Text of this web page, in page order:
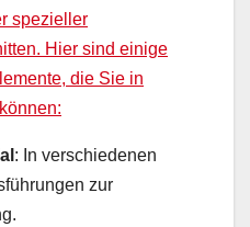
spezieller
Hier sind einige
die Sie in
: In verschiedenen
zur